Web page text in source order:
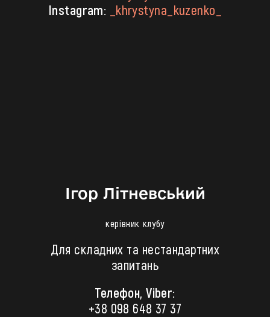
Instagram:
_khrystyna_kuzenko_
Ігор Літневський
керівник клубу
Для складних та нестандартних
запитань
Телефон, Viber:
+38 098 648 37 37